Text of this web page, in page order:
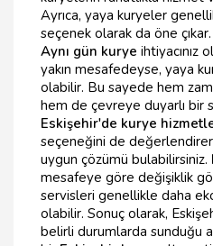
Ayrıca, yaya kuryeler
seçenek olarak da öne çıkar.
Aynı gün kurye ihtiyacınız
yakın mesafedeyse, yaya
olabilir. Bu sayede hem
hem de çevreye duyarlı bir
Eskişehir'de kurye
seçeneğini de
uygun çözümü bulabilirsiniz.
mesafeye göre değişiklik
servisleri genellikle daha
olabilir. Sonuç olarak,
belirli durumlarda sunduğu